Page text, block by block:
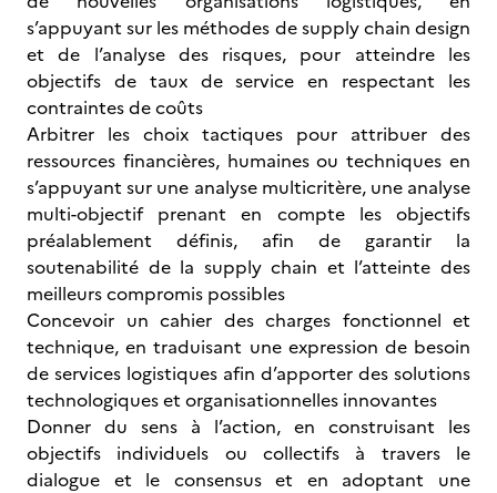
s’appuyant sur les méthodes de supply chain design
et de l’analyse des risques, pour atteindre les
objectifs de taux de service en respectant les
contraintes de coûts
Arbitrer les choix tactiques pour attribuer des
ressources financières, humaines ou techniques en
s’appuyant sur une analyse multicritère, une analyse
multi-objectif prenant en compte les objectifs
préalablement définis, afin de garantir la
soutenabilité de la supply chain et l’atteinte des
meilleurs compromis possibles
Concevoir un cahier des charges fonctionnel et
technique, en traduisant une expression de besoin
de services logistiques afin d’apporter des solutions
technologiques et organisationnelles innovantes
Donner du sens à l’action, en construisant les
objectifs individuels ou collectifs à travers le
dialogue et le consensus et en adoptant une